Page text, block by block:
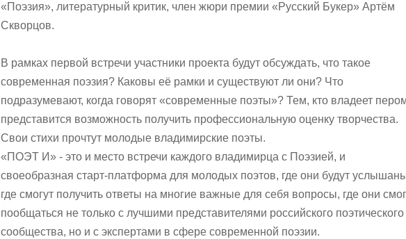
«Поэзия», литературный критик, член жюри премии «Русский Букер» Артём
Скворцов.
В рамках первой встречи участники проекта будут обсуждать, что такое
современная поэзия? Каковы её рамки и существуют ли они? Что
подразумевают, когда говорят «современные поэты»? Тем, кто владеет
представится возможность получить профессиональную оценку творчества.
Свои стихи прочтут молодые владимирские поэты.
«ПОЭТ И» - это и место встречи каждого владимирца с Поэзией, и
своеобразная старт-платформа для молодых поэтов, где они будут
где смогут получить ответы на многие важные для себя вопросы, где они
пообщаться не только с лучшими представителями российского поэтического
сообщества, но и с экспертами в сфере современной поэзии.